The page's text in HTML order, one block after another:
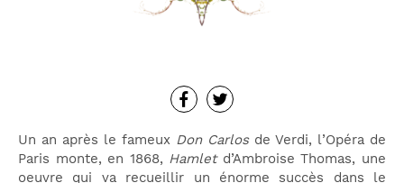
Un an après le fameux Don Carlosde Verdi, l’Opéra de
Paris monte, en 1868, Hamletd’Ambroise Thomas, une
oeuvre qui va recueillir un énorme succès dans le